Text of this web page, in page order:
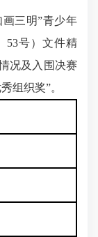
三明”青少年
53号）文件精
况及入围决赛
组织奖”。